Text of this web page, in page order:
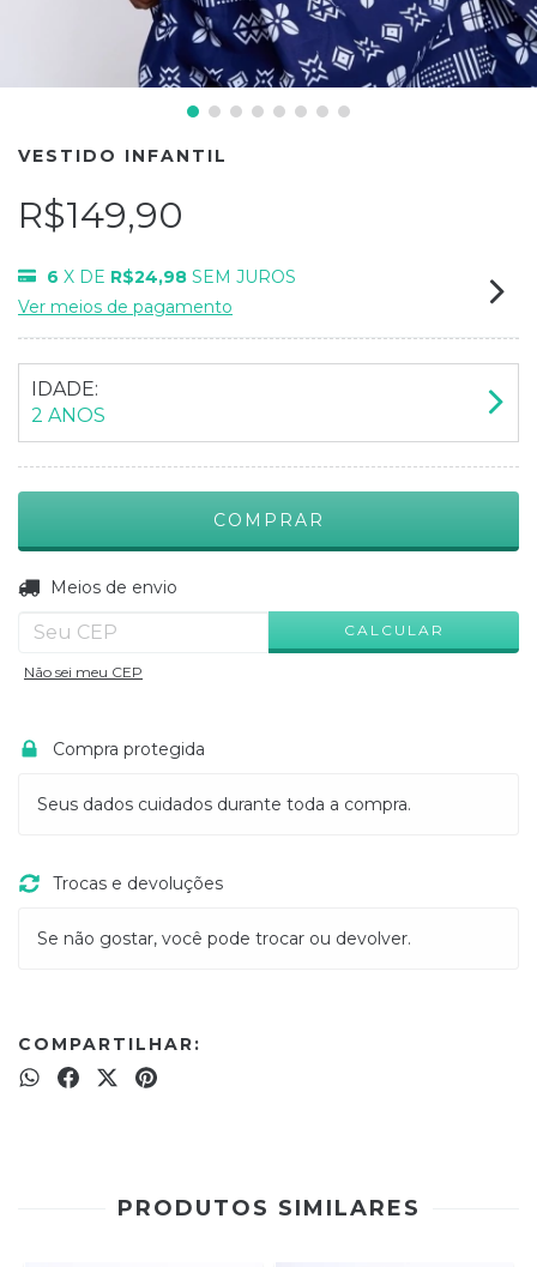
VESTIDO INFANTIL
R$149,90
6 X DE R$24,98 SEM JUROS
Ver meios de pagamento
IDADE:
2 ANOS
Entregas para o CEP:
Meios de envio
CALCULAR
Não sei meu CEP
Compra protegida
Seus dados cuidados durante toda a compra.
Trocas e devoluções
Se não gostar, você pode trocar ou devolver.
COMPARTILHAR:
PRODUTOS SIMILARES